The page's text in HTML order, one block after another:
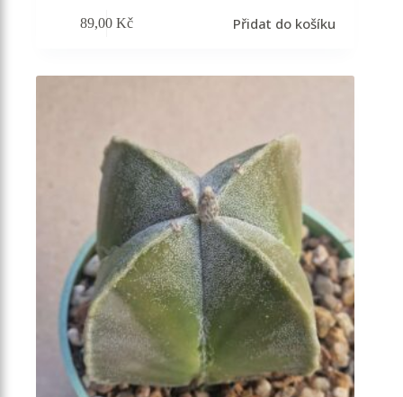
89,00Kč Přidat do košíku